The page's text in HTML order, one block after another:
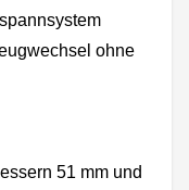
ohne
51 mm und